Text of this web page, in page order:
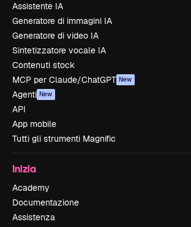
Assistente IA
Generatore di immagini IA
Generatore di video IA
Sintetizzatore vocale IA
Contenuti stock
MCP per Claude/ChatGPT New
Agenti New
API
App mobile
Tutti gli strumenti Magnific
Inizia
Academy
Documentazione
Assistenza